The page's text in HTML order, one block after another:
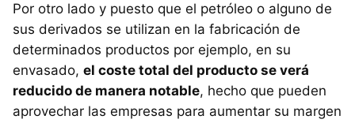
Por otro lado y puesto que el petróleo o alguno de
sus derivados se utilizan en la fabricación de
determinados productos por ejemplo, en su
envasado, el coste total del producto se verá
reducido de manera notable, hecho que pueden
aprovechar las empresas para aumentar su margen